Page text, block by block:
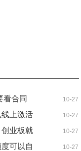
看合同
10-27
上激活
10-27
业板就
10-27
可以自
10-27